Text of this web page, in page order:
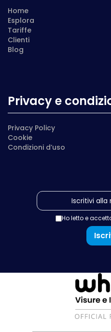
Home
Esplora
Tariffe
Clienti
Blog
Privacy e
Privacy Policy
Cookie
Condizioni d’uso
Ho letto e